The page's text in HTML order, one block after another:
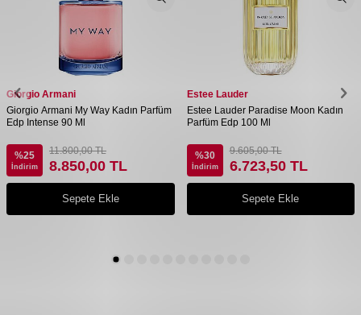
Giorgio Armani
Giorgio Armani My Way Kadın Parfüm
Edp Intense 90 Ml
%25
İndirim
11.800,00TL
8.850,00 TL
Sepete Ekle
Estee Lauder
Estee Lauder Paradise Moon Kadın
Parfüm Edp 100 Ml
%30
İndirim
9.605,00TL
6.723,50TL
Sepete Ekle